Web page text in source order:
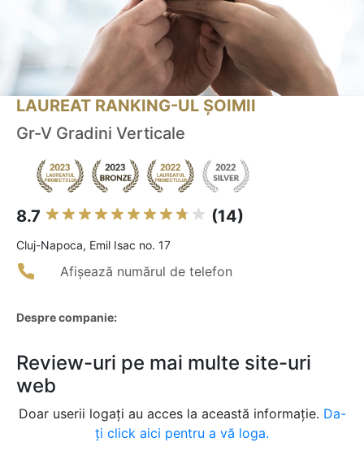
LAUREAT RANKING-UL ȘOIMII
Gr-V Gradini Verticale
8.7 (14)
Cluj-Napoca, Emil Isac no. 17
Afișează numărul de telefon
Despre companie:
Review-uri pe mai multe site-uri
web
Doar userii logați au acces la această informație. Da-
ți click aici pentru a vă loga.